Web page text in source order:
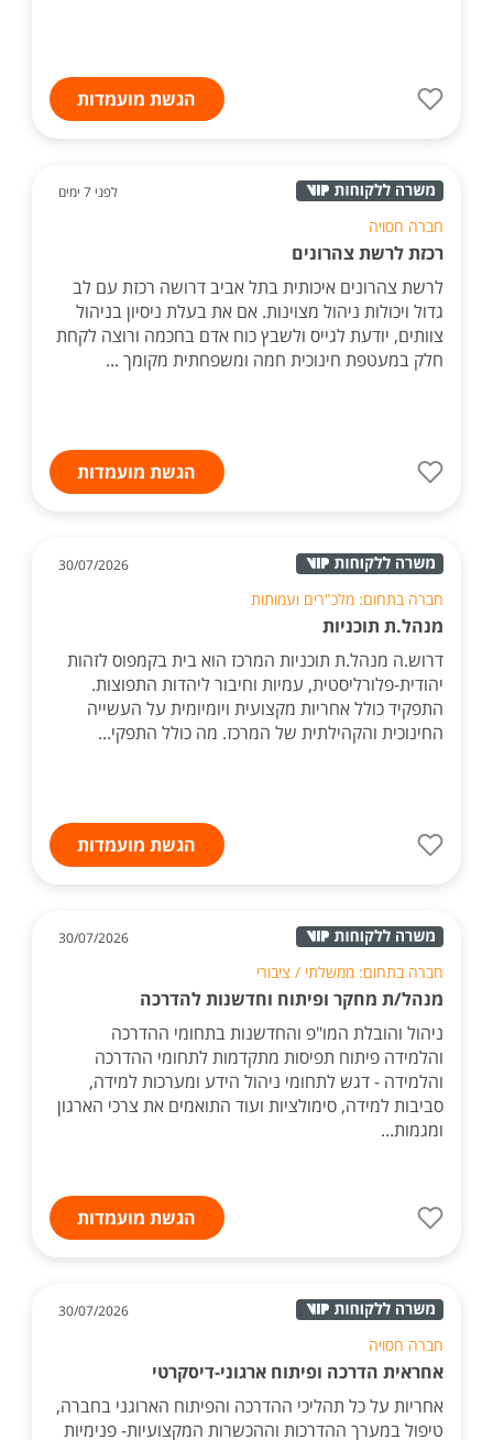
הגשת מועמדות
לפני 7 ימים
חברה חסויה
רכזת לרשת צהרונים
לרשת צהרונים איכותית בתל אביב דרושה רכזת עם לב
גדול ויכולות ניהול מצוינות. אם את בעלת ניסיון בניהול
צוותים, יודעת לגייס ולשבץ כוח אדם בחכמה ורוצה לקחת
חלק במעטפת חינוכית חמה ומשפחתית מקומך ...
הגשת מועמדות
30/07/2026
חברה בתחום: מלכ"רים ועמותות
מנהל.ת תוכניות
דרוש.ה מנהל.ת תוכניות המרכז הוא בית בקמפוס לזהות
יהודית-פלורליסטית, עמיות וחיבור ליהדות התפוצות.
התפקיד כולל אחריות מקצועית ויומיומית על העשייה
החינוכית והקהילתית של המרכז. מה כולל התפקי...
הגשת מועמדות
30/07/2026
חברה בתחום: ממשלתי / ציבורי
מנהל/ת מחקר ופיתוח וחדשנות להדרכה
ניהול והובלת המו"פ והחדשנות בתחומי ההדרכה
והלמידה פיתוח תפיסות מתקדמות לתחומי ההדרכה
והלמידה - דגש לתחומי ניהול הידע ומערכות למידה,
סביבות למידה, סימולציות ועוד התואמים את צרכי הארגון
ומגמות...
הגשת מועמדות
30/07/2026
חברה חסויה
אחראית הדרכה ופיתוח ארגוני-דיסקרטי
אחריות על כל תהליכי ההדרכה והפיתוח הארוגני בחברה,
טיפול במערך ההדרכות וההכשרות המקצועיות- פנימיות